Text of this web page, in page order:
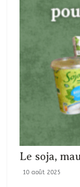
Le soja,
10 août 2025